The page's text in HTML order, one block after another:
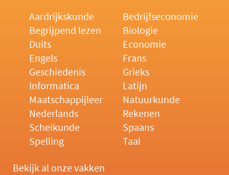
Aardrijkskunde
Bedrijfseconomie
Begrijpend lezen
Biologie
Duits
Economie
Engels
Frans
Geschiedenis
Grieks
Informatica
Latijn
Maatschappijleer
Natuurkunde
Nederlands
Rekenen
Scheikunde
Spaans
Spelling
Taal
Bekijk al onze vakken